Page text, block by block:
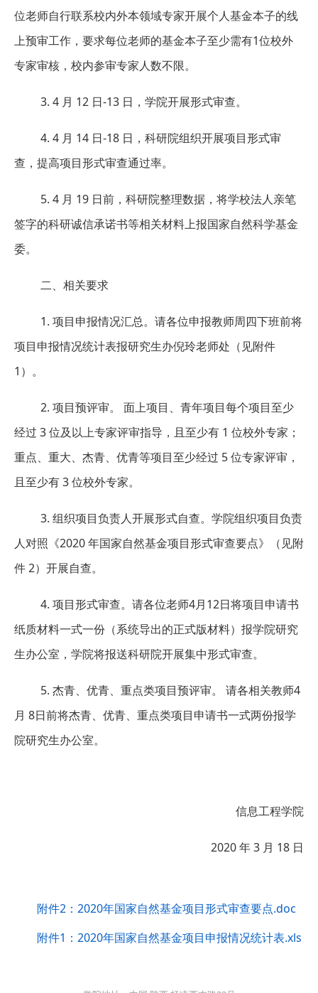
位老师自行联系校内外本领域专家开展个人基金本子的线
上预审工作，要求每位老师的基金本子至少需有1位校外
专家审核，校内参审专家人数不限。
3. 4 月 12 日-13 日，学院开展形式审查。
4. 4 月 14 日-18 日，科研院组织开展项目形式审
查， 提高项目形式审查通过率。
5. 4 月 19 日前，科研院整理数据，将学校法人亲笔
签字的科研诚信承诺书等相关材料上报国家自然科学基金
委。
二、相关要求
1. 项目申报情况汇总。请各位申报教师周四下班前将
项目申报情况统计表报研究生办倪玲老师处（见附件
1）。
2. 项目预评审。 面上项目、青年项目每个项目至少
经过 3 位及以上专家评审指导，且至少有 1 位校外专家；
重点、重大、杰青、优青等项目至少经过 5 位专家评审，
且至少有 3 位校外专家。
3. 组织项目负责人开展形式自查。学院组织项目负责
人对照《2020 年国家自然基金项目形式审查要点》（见附
件 2）开展自查。
4. 项目形式审查。请各位老师4月12日将项目申请书
纸质材料一式一份（系统导出的正式版材料）报学院研究
生办公室，学院将报送科研院开展集中形式审查。
5. 杰青、优青、重点类项目预评审。 请各相关教师4
月 8日前将杰青、优青、重点类项目申请书一式两份报学
院研究生办公室。
信息工程学院
2020 年 3 月 18 日
附件2：2020年国家自然基金项目形式审查要点.doc
附件1：2020年国家自然基金项目申报情况统计表.xls